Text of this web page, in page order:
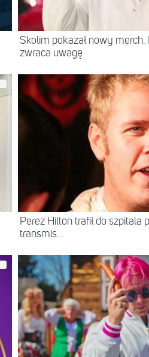
Skolim pokazał nowy
zwraca uwagę
Perez Hilton trafił do szpitala
transmis...